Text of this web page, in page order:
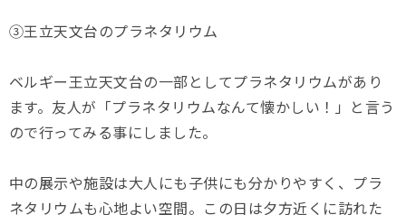
③王立天文台のプラネタリウム
ベルギー王立天文台の一部としてプラネタリウムがあり
ます。友人が「プラネタリウムなんて懐かしい！」と言う
ので行ってみる事にしました。
中の展示や施設は大人にも子供にも分かりやすく、プラ
ネタリウムも心地よい空間。この日は夕方近くに訪れた